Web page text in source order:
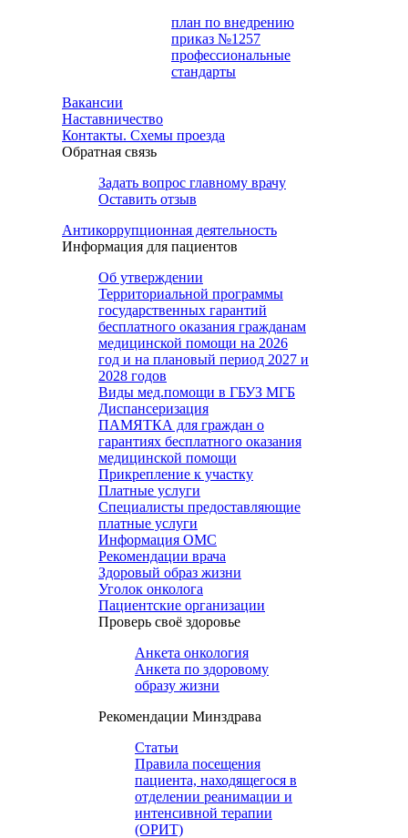
план по внедрению
приказ №1257
профессиональные
стандарты
Вакансии
Наставничество
Контакты. Схемы проезда
Обратная связь
Задать вопрос главному врачу
Оставить отзыв
Антикоррупционная деятельность
Информация для пациентов
Об утверждении
Территориальной программы
государственных гарантий
бесплатного оказания гражданам
медицинской помощи на 2026
год и на плановый период 2027 и
2028 годов
Виды мед.помощи в ГБУЗ МГБ
Диспансеризация
ПАМЯТКА для граждан о
гарантиях бесплатного оказания
медицинской помощи
Прикрепление к участку
Платные услуги
Специалисты предоставляющие
платные услуги
Информация ОМС
Рекомендации врача
Здоровый образ жизни
Уголок онколога
Пациентские организации
Проверь своё здоровье
Анкета онкология
Анкета по здоровому
образу жизни
Рекомендации Минздрава
Статьи
Правила посещения
пациента, находящегося в
отделении реанимации и
интенсивной терапии
(ОРИТ)